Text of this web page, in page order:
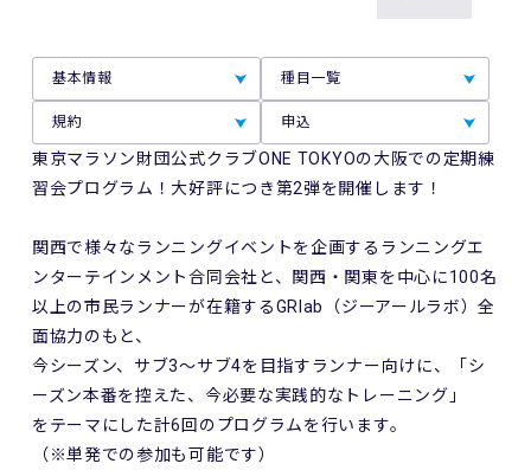
基本情報 種目一覧
規約 申込
東京マラソン財団公式クラブONE TOKYOの大阪での定期練
習会プログラム！大好評につき第2弾を開催します！
関西で様々なランニングイベントを企画するランニングエ
ンターテインメント合同会社と、関西・関東を中心に100名
以上の市民ランナーが在籍するGRlab（ジーアールラボ）全
面協力のもと、
今シーズン、サブ3～サブ4を目指すランナー向けに、「シ
ーズン本番を控えた、今必要な実践的なトレーニング」
をテーマにした計6回のプログラムを行います。
（※単発での参加も可能です）